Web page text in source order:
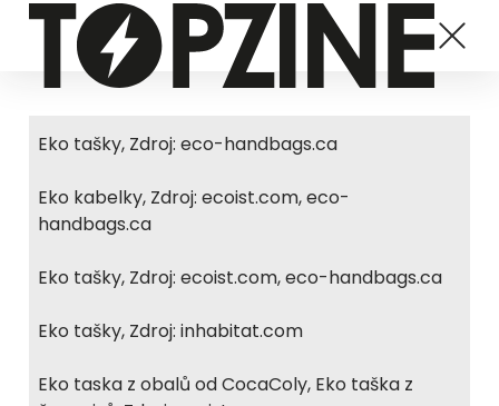
Eko tašky, Zdroj: eco-handbags.ca
Eko kabelky, Zdroj: ecoist.com, eco-
handbags.ca
Eko tašky, Zdroj: ecoist.com, eco-handbags.ca
Eko tašky, Zdroj: inhabitat.com
Eko taska z obalů od CocaColy, Eko taška z